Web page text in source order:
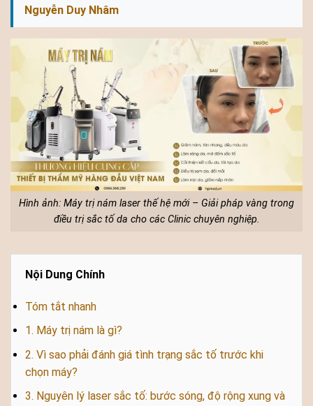
Nguyễn Duy Nhâm
Hình ảnh: Máy trị nám laser thế hệ mới – Giải pháp vàng trong
điều trị sắc tố da cho các Clinic chuyên nghiệp.
Nội Dung Chính
Tóm tắt nhanh
1. Máy trị nám là gì?
2. Vì sao phải đánh giá tình trạng sắc tố trước khi
chọn máy?
3. Nguyên lý laser sắc tố: bước sóng, độ rộng xung và